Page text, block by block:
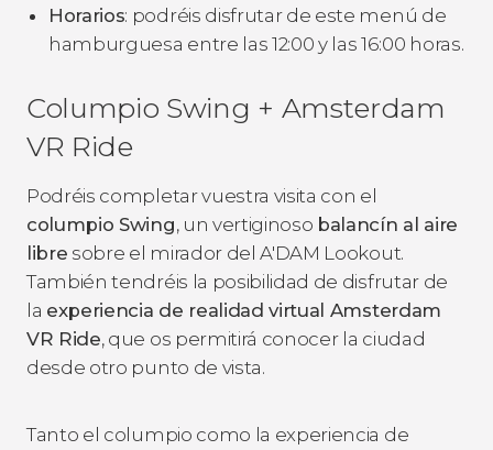
Horarios: podréis disfrutar de este menú de
hamburguesa entre las 12:00 y las 16:00 horas.
Columpio Swing + Amsterdam
VR Ride
Podréis completar vuestra visita con el
columpio Swing, un vertiginoso balancín al aire
libre sobre el mirador del A'DAM Lookout.
También tendréis la posibilidad de disfrutar de
la experiencia de realidad virtual Amsterdam
VR Ride, que os permitirá conocer la ciudad
desde otro punto de vista.
Tanto el columpio como la experiencia de